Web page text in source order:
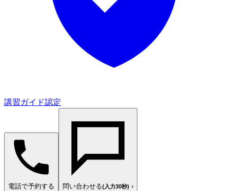
講習ガイド認定
電話で予約する 問い合わせる(入力30秒) ›